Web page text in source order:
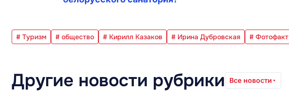
# Туризм # общество # Кирилл Казаков # Ирина Дубровская # Фотофакт
Другие новости рубрики Все новости